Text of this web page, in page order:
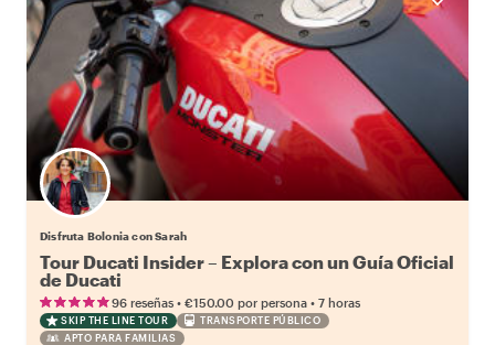
Disfruta Bolonia con Sarah
Tour Ducati Insider – Explora con un Guía Oficial
de Ducati
96 reseñas • €150.00 por persona • 7 horas
SKIP THE LINE TOUR
TRANSPORTE PÚBLICO
APTO PARA FAMILIAS